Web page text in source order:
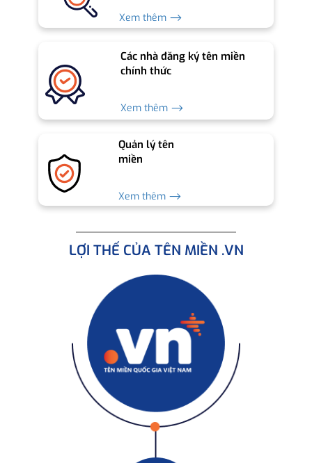
Xem thêm ⟶
Các nhà đăng ký tên miền
chính thức
Xem thêm ⟶
Quản lý tên
miền
Xem thêm ⟶
LỢI THẾ CỦA TÊN MIỀN .VN